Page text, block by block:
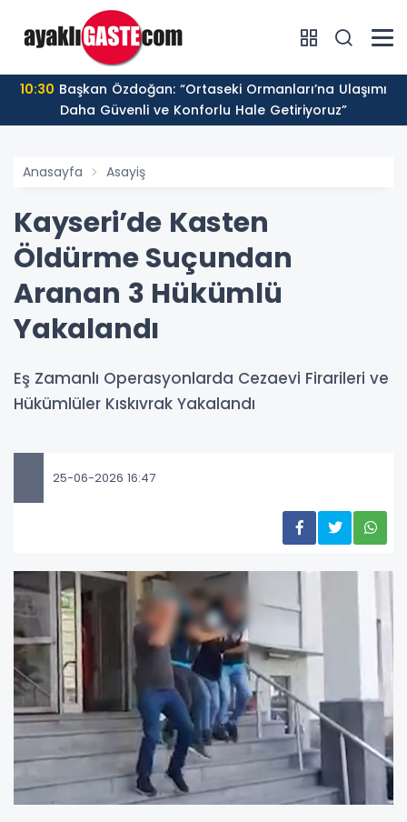
10:30
Daha Güvenli ve Konforlu Hale Getiriyoruz”
Anasayfa Asayiş
Kayseri’de Kasten
Öldürme Suçundan
Aranan 3 Hükümlü
Yakalandı
Eş Zamanlı Operasyonlarda Cezaevi Firarileri ve
Hükümlüler Kıskıvrak Yakalandı
25-06-2026 16:47